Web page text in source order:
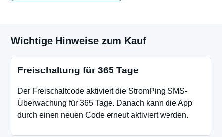
Wichtige Hinweise zum Kauf
Freischaltung für 365 Tage
Der Freischaltcode aktiviert die StromPing SMS-
Überwachung für 365 Tage. Danach kann die App
durch einen neuen Code erneut aktiviert werden.